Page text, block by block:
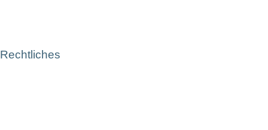
Rechtliches